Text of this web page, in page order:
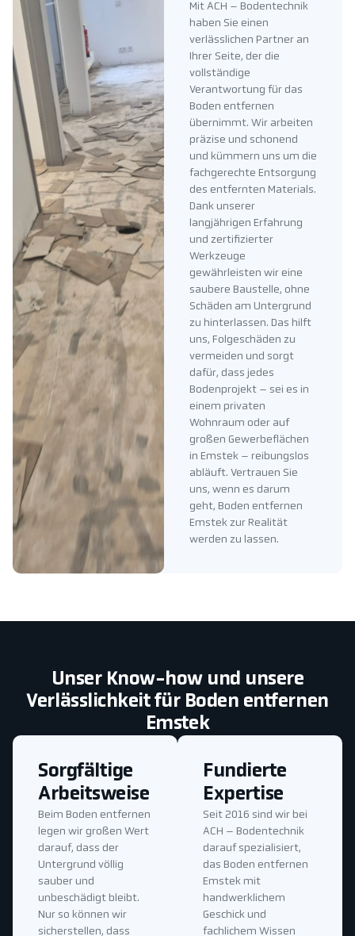
Mit ACH – Bodentechnik
haben Sie einen
verlässlichen Partner an
Ihrer Seite, der die
vollständige
Verantwortung für das
Boden entfernen
übernimmt. Wir arbeiten
präzise und schonend
und kümmern uns um die
fachgerechte Entsorgung
des entfernten Materials.
Dank unserer
langjährigen Erfahrung
und zertifizierter
Werkzeuge
gewährleisten wir eine
saubere Baustelle, ohne
Schäden am Untergrund
zu hinterlassen. Das hilft
uns, Folgeschäden zu
vermeiden und sorgt
dafür, dass jedes
Bodenprojekt – sei es in
einem privaten
Wohnraum oder auf
großen Gewerbeflächen
in Emstek – reibungslos
abläuft. Vertrauen Sie
uns, wenn es darum
geht, Boden entfernen
Emstek zur Realität
werden zu lassen.
Unser Know-how und unsere
Verlässlichkeit für Boden entfernen
Emstek
Fundierte
Expertise
Seit 2016 sind wir bei
ACH – Bodentechnik
darauf spezialisiert,
das Boden entfernen
Emstek mit
handwerklichem
Geschick und
fachlichem Wissen
Sorgfältige
Arbeitsweise
Beim Boden entfernen
legen wir großen Wert
darauf, dass der
Untergrund völlig
sauber und
unbeschädigt bleibt.
Nur so können wir
sicherstellen, dass